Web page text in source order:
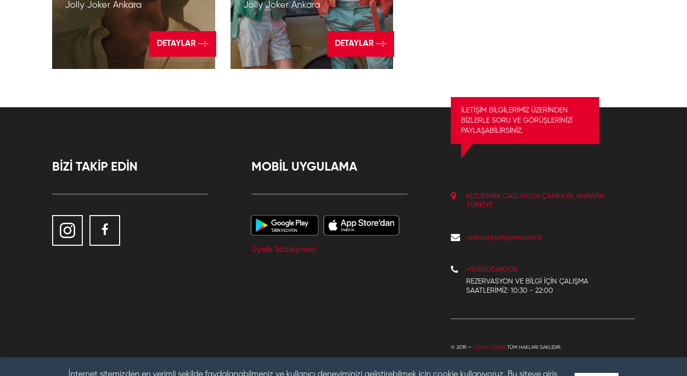
Jolly Joker Ankara
DETAYLAR
Jolly Joker Ankara
DETAYLAR
BİZİ TAKİP EDİN MOBİL UYGULAMA
Üyelik Sözleşmesi
İLETİŞİM BİLGİLERİMİZ ÜZERİNDEN
BİZLERLE SORU VE GÖRÜŞLERİNİZİ
PAYLAŞABİLİRSİNİZ.
KIZILIRMAK CAD. NO:14 ÇANKAYA, ANKARA,
TÜRKIYE
ankara@jollyjoker.com.tr
+908505490126
REZERVASYON VE BILGI IÇIN ÇALIŞMA
SAATLERIMIZ: 10:30 - 22:00
© 2019 —JOLLY JOKER TÜM HAKLARI SAKLIDIR.